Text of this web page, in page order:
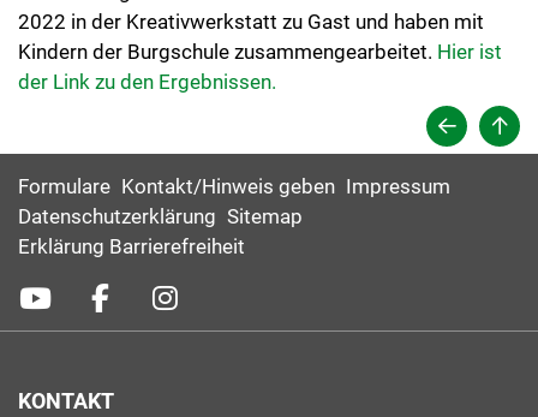
2022 in der Kreativwerkstatt zu Gast und haben mit
Kindern der Burgschule zusammengearbeitet. Hier ist
der Link zu den Ergebnissen.
Formulare Kontakt/Hinweis geben Impressum
Datenschutzerklärung Sitemap
Erklärung Barrierefreiheit
KONTAKT